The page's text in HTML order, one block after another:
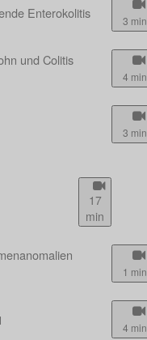
Enterokolitis 3 min
und Colitis
4 min
3 min
17
min
1 min
4 min